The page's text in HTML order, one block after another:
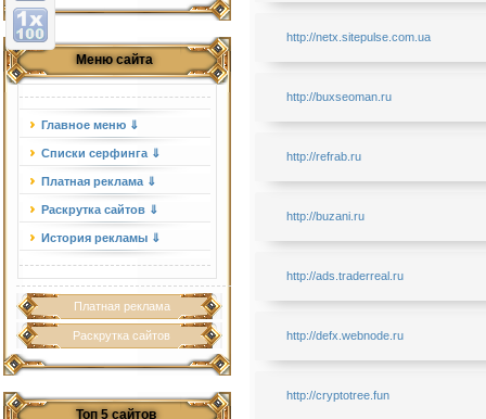
Меню сайта
Главное меню ⇓
Списки серфинга ⇓
Платная реклама ⇓
Раскрутка сайтов ⇓
История рекламы ⇓
Платная реклама
Раскрутка сайтов
Топ 5 сайтов
http://netx.sitepulse.com.ua
http://buxseoman.ru
http://refrab.ru
http://buzani.ru
http://ads.traderreal.ru
http://defx.webnode.ru
http://cryptotree.fun